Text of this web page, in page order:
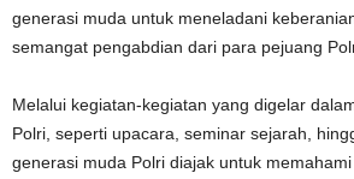
generasi muda untuk meneladani
semangat pengabdian dari para pejuang
Melalui kegiatan-kegiatan yang digelar
Polri, seperti upacara, seminar sejarah,
generasi muda Polri diajak untuk